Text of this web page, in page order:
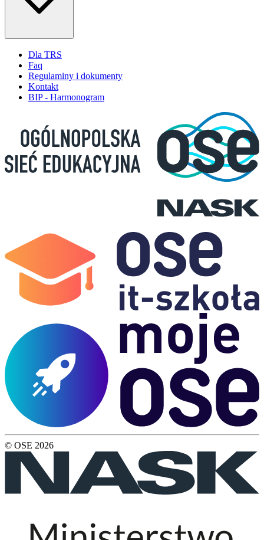
Dla TRS
Faq
Regulaminy i dokumenty
Kontakt
BIP - Harmonogram
© OSE 2026